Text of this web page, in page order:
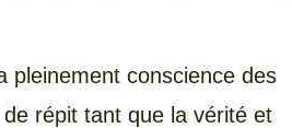
pleinement conscience des
de répit tant que la vérité et